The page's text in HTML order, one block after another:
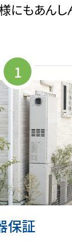
にもあん
1
保証